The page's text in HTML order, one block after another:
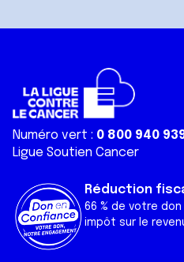
Numéro vert : 0 800 940
Ligue Soutien Cancer
Réduction
66 % de votre
impôt sur le